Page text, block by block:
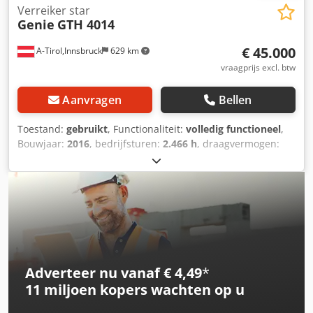
A-Tirol,Innsbruck 629 km
Verreiker star
Genie GTH 4014
€ 45.000
vraagprijs excl. btw
Aanvragen Bellen
Toestand: gebruikt, Functionaliteit: volledig functioneel,
Bouwjaar: 2016, bedrijfsturen: 2.466 h, draagvermogen:
13.570 mm
masttype:telescopisch, bouwhoogte:2.400 mm,
75 kW (101,97 pk)
10.225 kg, totale lengte: 6.060 mm,
Diesel, bouwbreedte: 2.320 mm
Telescopische stapelaar, star frame Vorkeuwbreedte: 100
mm Vorkeuwdikte: 50 mm Masttype: telescopisch
Snelheidsklasse: 30 Staat: direct inzetbaar en volledig
functioneel Technische staat: goed Voorbanden, type:
luchtbanden Staat voorbanden: 80 - 100% Achterbanden,
Adverteer nu vanaf € 4,49*
11 miljoen koperswachten op u